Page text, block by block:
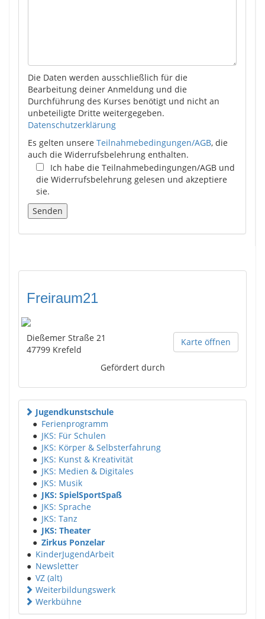
Die Daten werden ausschließlich für die
Bearbeitung deiner Anmeldung und die
Durchführung des Kurses benötigt und nicht an
unbeteiligte Dritte weitergegeben.
Datenschutzerklärung
Es gelten unsere Teilnahmebedingungen/AGB, die
auch die Widerrufsbelehrung enthalten.
Ich habe die Teilnahmebedingungen/AGB und
die Widerrufsbelehrung gelesen und akzeptiere
sie.
Freiraum21
Karte öffnen
Dießemer Straße 21
47799 Krefeld
Gefördert durch
Jugendkunstschule
● Ferienprogramm
● JKS: Für Schulen
● JKS: Körper & Selbsterfahrung
● JKS: Kunst & Kreativität
● JKS: Medien & Digitales
● JKS: Musik
● JKS: SpielSportSpaß
● JKS: Sprache
● JKS: Tanz
● JKS: Theater
● Zirkus Ponzelar
● KinderJugendArbeit
● Newsletter
● VZ (alt)
Weiterbildungswerk
Werkbühne